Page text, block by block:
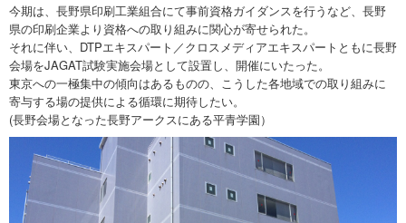
今期は、長野県印刷工業組合にて事前資格ガイダンスを行うなど、長野
県の印刷企業より資格への取り組みに関心が寄せられた。
それに伴い、DTPエキスパート／クロスメディアエキスパートともに長野
会場をJAGAT試験実施会場として設置し、開催にいたった。
東京への一極集中の傾向はあるものの、こうした各地域での取り組みに
寄与する場の提供による循環に期待したい。
(長野会場となった長野アークスにある平青学園）